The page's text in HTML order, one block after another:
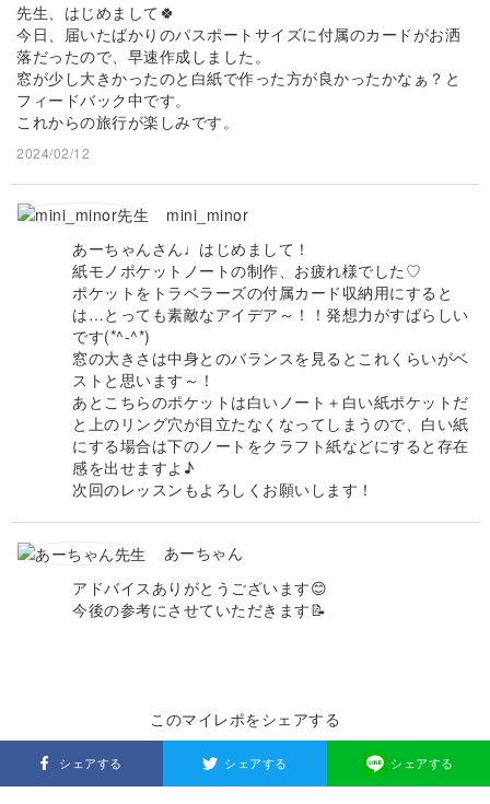
先生、はじめまして🍀
今日、届いたばかりのパスポートサイズに付属のカードがお洒
落だったので、早速作成しました。
窓が少し大きかったのと白紙で作った方が良かったかなぁ？と
フィードバック中です。
これからの旅行が楽しみです。
2024/02/12
mini_minor
あーちゃんさん♩はじめまして！
紙モノポケットノートの制作、お疲れ様でした♡
ポケットをトラベラーズの付属カード収納用にすると
は…とっても素敵なアイデア～！！発想力がすばらしい
です(*^-^*)
窓の大きさは中身とのバランスを見るとこれくらいがベ
ストと思います～！
あとこちらのポケットは白いノート＋白い紙ポケットだ
と上のリング穴が目立たなくなってしまうので、白い紙
にする場合は下のノートをクラフト紙などにすると存在
感を出せますよ♪
次回のレッスンもよろしくお願いします！
あーちゃん
アドバイスありがとうございます😊
今後の参考にさせていただきます📝
このマイレポをシェアする
シェアする シェアする シェアする